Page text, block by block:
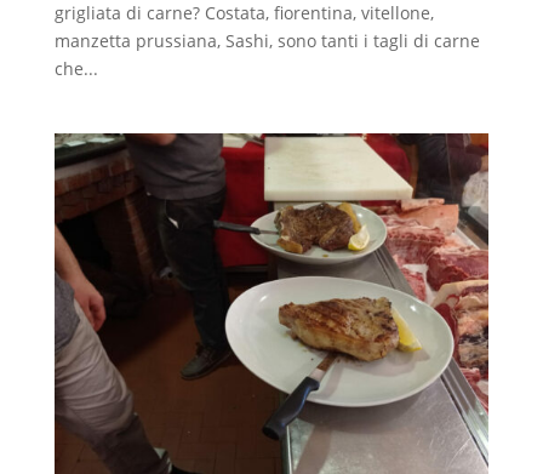
grigliata di carne? Costata, fiorentina, vitellone,
manzetta prussiana, Sashi, sono tanti i tagli di carne
che...